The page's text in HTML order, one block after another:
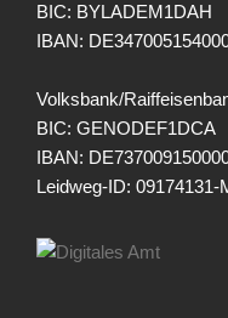
BIC: BYLADEM1DAH
IBAN:
Volksbank/
BIC: GENODEF1DCA
IBAN:
Leidweg-ID: